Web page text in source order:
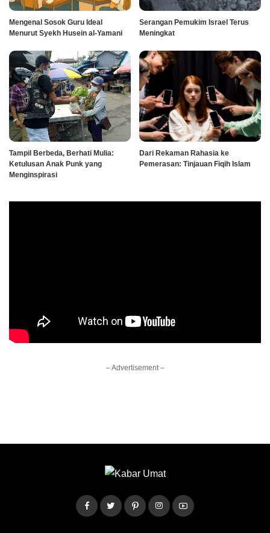
Mengenal Sosok Guru Ideal
Menurut Syekh Husein al-Yamani
Serangan Pemukim Israel Terus
Meningkat
Tampil Berbeda, Berhati Mulia:
Ketulusan Anak Punk yang
Menginspirasi
Dari Rekaman Rahasia ke
Pemerasan: Tinjauan Fiqih Islam
– Advertisement –